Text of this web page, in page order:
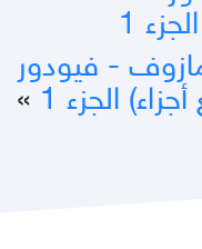
1
- فيودور
الجزء 1
»